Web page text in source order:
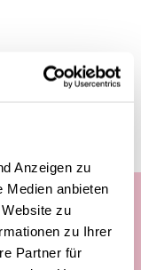
Anzeigen zu
Medien anbieten
zu
zu Ihrer
Partner für